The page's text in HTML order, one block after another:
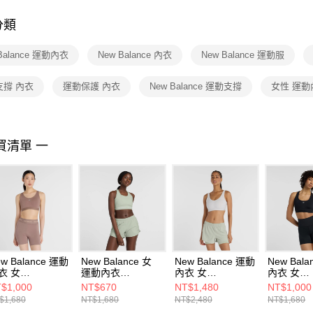
交易，需
２．關於
結果請求
５．嚴禁
形，恩沛
動。
類
運動內衣 New Balance 內衣 New Balance 運動服
撐 內衣 運動保護 內衣 New Balance 運動支撐 女性 運動
清單 一
Balance 運動
女
F
New Balance 女
運動內衣
AWB41048NUM-F
NT$670
NT$1,680
New Balance 運動
內衣 女
WB51052GYM-F
NT$1,480
NT$2,480
New
內衣 女
NT$1,000
NT$1,680